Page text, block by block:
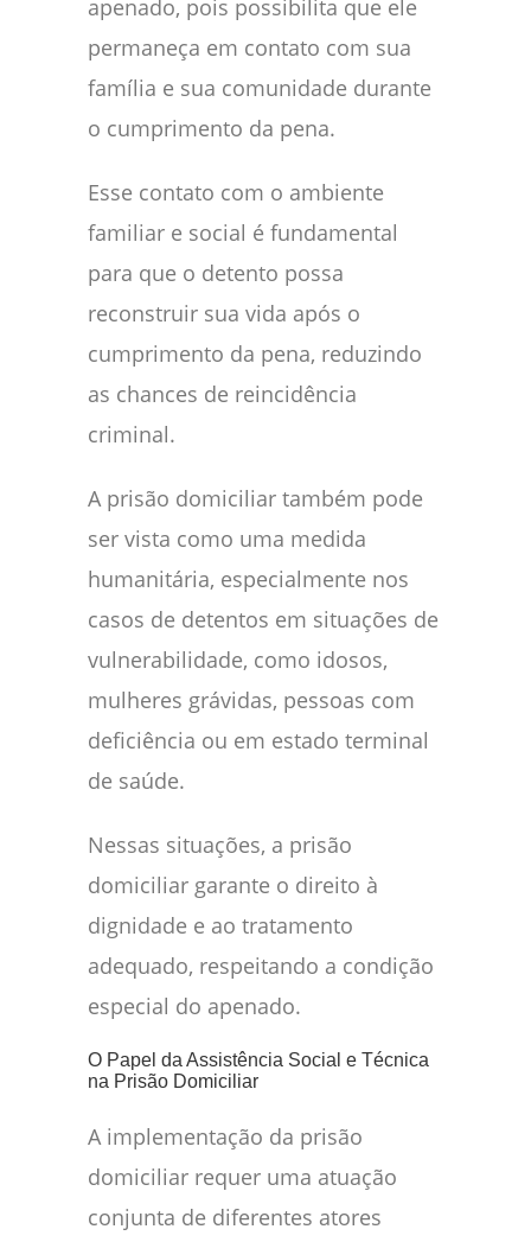
apenado, pois possibilita que ele
permaneça em contato com sua
família e sua comunidade durante
o cumprimento da pena.
Esse contato com o ambiente
familiar e social é fundamental
para que o detento possa
reconstruir sua vida após o
cumprimento da pena, reduzindo
as chances de reincidência
criminal.
A prisão domiciliar também pode
ser vista como uma medida
humanitária, especialmente nos
casos de detentos em situações de
vulnerabilidade, como idosos,
mulheres grávidas, pessoas com
deficiência ou em estado terminal
de saúde.
Nessas situações, a prisão
domiciliar garante o direito à
dignidade e ao tratamento
adequado, respeitando a condição
especial do apenado.
O Papel da Assistência Social e Técnica
na Prisão Domiciliar
A implementação da prisão
domiciliar requer uma atuação
conjunta de diferentes atores